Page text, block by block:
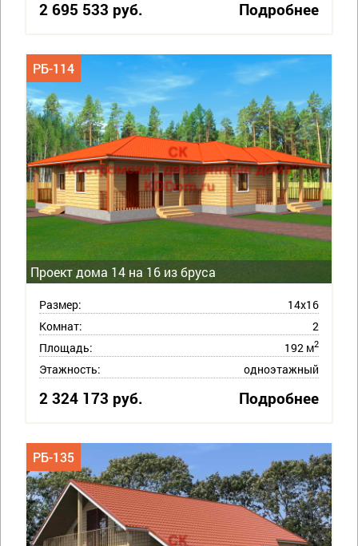
2 695 533 руб. Подробнее
Проект дома 14 на 16 из бруса
РБ-114
Размер:
14х16
Комнат:
2
Площадь:
192 м2
Этажность: одноэтажный
2 324 173 руб. Подробнее
РБ-135